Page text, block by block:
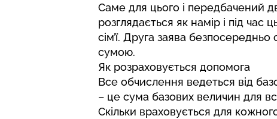
Саме для цього і передбачений
розглядається як намір і під час
сім’ї. Друга заява
сумою.
Як розраховується допомога
Все обчислення ведеться від
– це сума базових величин для
Скільки враховується для